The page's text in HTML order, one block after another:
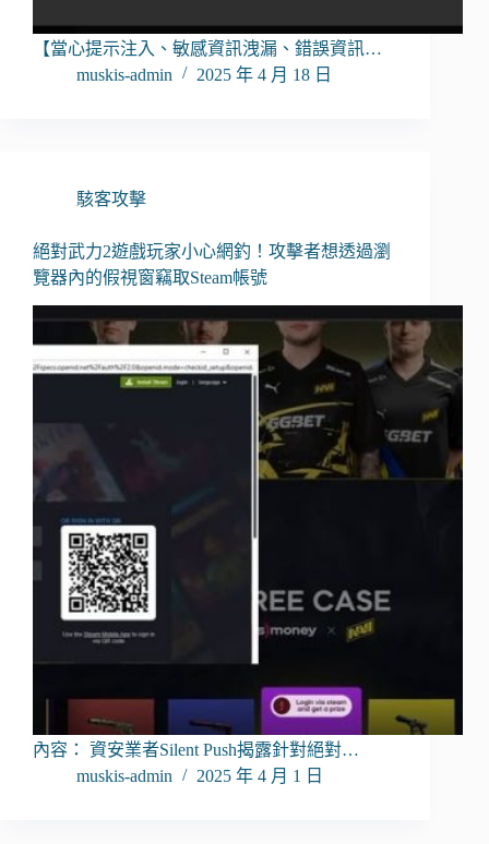
【當心提示注入、敏感資訊洩漏、錯誤資訊…
muskis-admin
2025 年 4 月 18 日
駭客攻擊
絕對武力2遊戲玩家小心網釣！攻擊者想透過瀏
覽器內的假視窗竊取Steam帳號
內容： 資安業者Silent Push揭露針對絕對…
muskis-admin
2025 年 4 月 1 日